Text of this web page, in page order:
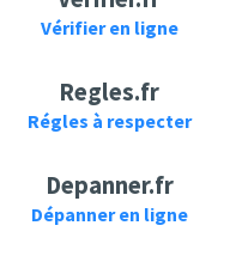
Vérifier en ligne
Regles.fr
Régles à respecter
Depanner.fr
Dépanner en ligne